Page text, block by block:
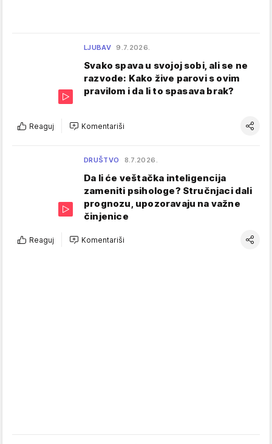
LJUBAV 9.7.2026.
Svako spava u svojoj sobi, ali se ne
razvode: Kako žive parovi s ovim
pravilom i da li to spasava brak?
Reaguj Komentariši
DRUŠTVO 8.7.2026.
Da li će veštačka inteligencija
zameniti psihologe? Stručnjaci dali
prognozu, upozoravaju na važne
činjenice
Reaguj Komentariši